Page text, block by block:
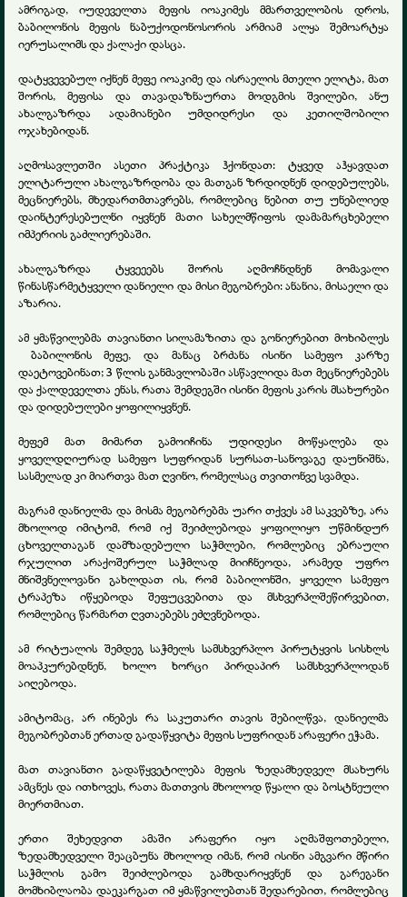
ამრიგად, იუდეველთა მეფის იოაკიმეს მმართველობის დროს,
ბაბილონის მეფის ნაბუქოდონოსორის არმიამ ალყა შემოარტყა
იერუსალიმს და ქალაქი დასცა.
დატყვევებულ იქნენ მეფე იოაკიმე და ისრაელის მთელი ელიტა, მათ
შორის, მეფისა და თავადაზნაურთა მოდგმის შვილები, ანუ
ახალგაზრდა ადამიანები უმდიდრესი და კეთილშობილი
ოჯახებიდან.
აღმოსავლეთში ასეთი პრაქტიკა ჰქონდათ: ტყვედ აჰყავდათ
ელიტარული ახალგაზრდობა და მათგან ზრდიდნენ დიდებულებს,
მეცნიერებს, მხედართმთავრებს, რომლებიც ნებით თუ უნებლიედ
დაინტერესებულნი იყვნენ მათი სახელმწიფოს დამამარცხებელი
იმპერიის გაძლიერებაში.
ახალგაზრდა ტყვეეებს შორის აღმოჩნდნენ მომავალი
წინასწარმეტყველი დანიელი და მისი მეგობრები: ანანია, მისაელი და
აზარია.
ამ ყმაწვილებმა თავიანთი სილამაზითა და გონიერებით მოხიბლეს
ბაბილონის მეფე, და მანაც ბრძანა ისინი სამეფო კარზე
დაეტოვებინათ; 3 წლის განმავლობაში ასწავლიდა მათ მეცნიერებებს
და ქალდეველთა ენას, რათა შემდეგში ისინი მეფის კარის მსახურები
და დიდებულები ყოფილიყვნენ.
მეფემ მათ მიმართ გამოიჩინა უდიდესი მოწყალება და
ყოველდღიურად სამეფო სუფრიდან სურსათ-სანოვაგე დაუნიშნა,
სასმელად კი მიართვა მათ ღვინო, რომელსაც თვითონვე სვამდა.
მაგრამ დანიელმა და მისმა მეგობრებმა უარი თქვეს ამ საკვებზე, არა
მხოლოდ იმიტომ, რომ იქ შეიძლებოდა ყოფილიყო უწმინდურ
ცხოველთაგან დამზადებული საჭმლები, რომლებიც ებრაული
რჯულით არაქოშერულ საჭმლად მიიჩნეოდა, არამედ უფრო
მნიშვნელოვანი გახლდათ ის, რომ ბაბილონში, ყოველი სამეფო
ტრაპეზა იწყებოდა შეფუცვებითა და მსხვერპლშეწირვებით,
რომლებიც წარმართ ღვთაებებს ეძღვნებოდა.
ამ რიტუალის შემდეგ საჭმელს სამსხვერპლო პირუტყვის სისხლს
მოაპკურებდნენ, ხოლო ხორცი პირდაპირ სამსხვერპლოდან
აიღებოდა.
ამიტომაც, არ ინებეს რა საკუთარი თავის შებილწვა, დანიელმა
მეგობრებთან ერთად გადაწყვიტა მეფის სუფრიდან არაფერი ეჭამა.
მათ თავიანთი გადაწყვეტილება მეფის ზედამხედველ მსახურს
ამცნეს და ითხოვეს, რათა მათთვის მხოლოდ წყალი და ბოსტნეული
მიერთმიათ.
ერთი შეხედვით ამაში არაფერი იყო აღმაშფოთებელი,
ზედამხედველი შეაცბუნა მხოლოდ იმან, რომ ისინი ამგვარი მწირი
საჭმლის გამო შეიძლებოდა გამხდარიყვნენ და გარეგანი
მომხიბლაობა დაეკარგათ იმ ყმაწვილებთან შედარებით, რომლებიც